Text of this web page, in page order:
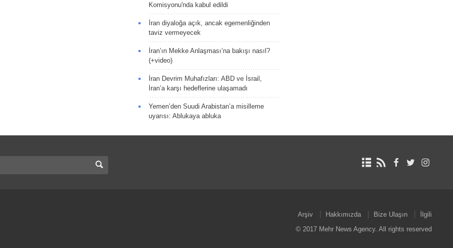
Komisyonu'nda kabul edildi
İran diyaloğa açık, ancak egemenliğinden
taviz vermeyecek
İran’ın Mekke Anlaşması’na bakışı nasıl?
(+video)
İran Devrim Muhafızları: ABD ve İsrail,
İran’a karşı hedeflerine ulaşamadı
Yemen’den Suudi Arabistan’a misilleme
uyarısı: Ablukaya abluka
Arşiv Hakkımızda Bize Ulaşın
İlgili
© 2017 Mehr News Agency. All rights reserved